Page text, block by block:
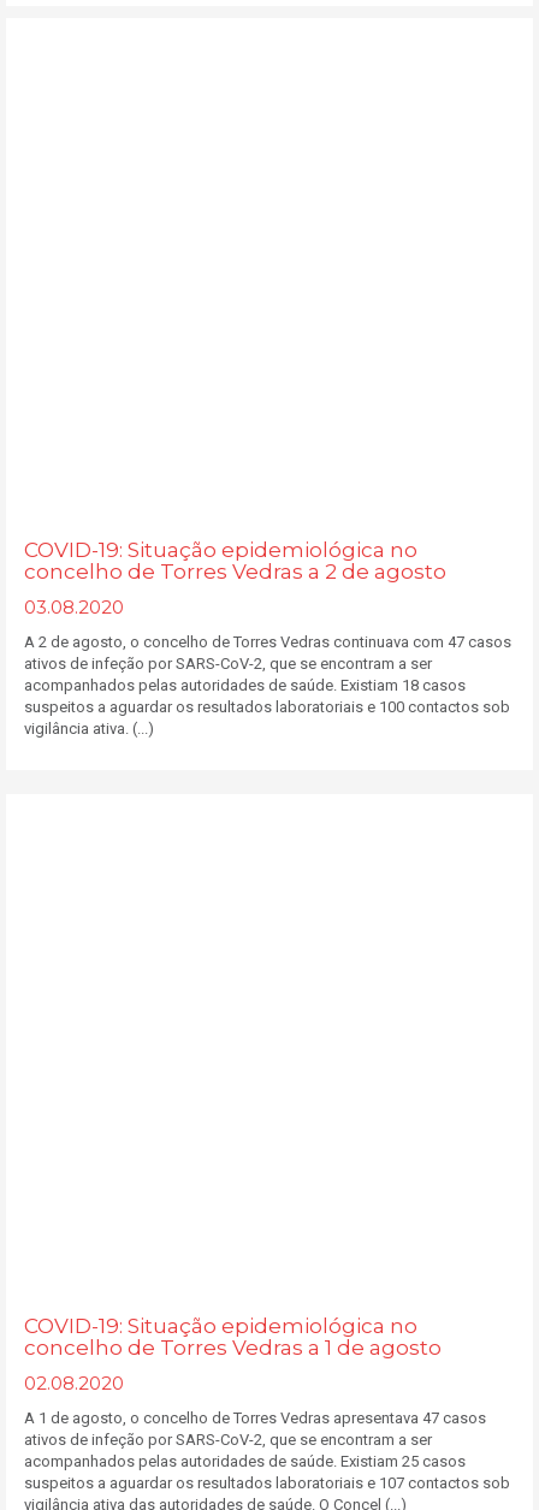
COVID-19: Situação epidemiológica no
concelho de Torres Vedras a 2 de agosto
03.08.2020
A 2 de agosto, o concelho de Torres Vedras continuava com 47 casos
ativos de infeção por SARS-CoV-2, que se encontram a ser
acompanhados pelas autoridades de saúde. Existiam 18 casos
suspeitos a aguardar os resultados laboratoriais e 100 contactos sob
vigilância ativa. (...)
COVID-19: Situação epidemiológica no
concelho de Torres Vedras a 1 de agosto
02.08.2020
A 1 de agosto, o concelho de Torres Vedras apresentava 47 casos
ativos de infeção por SARS-CoV-2, que se encontram a ser
acompanhados pelas autoridades de saúde. Existiam 25 casos
suspeitos a aguardar os resultados laboratoriais e 107 contactos sob
vigilância ativa das autoridades de saúde. O Concel (...)